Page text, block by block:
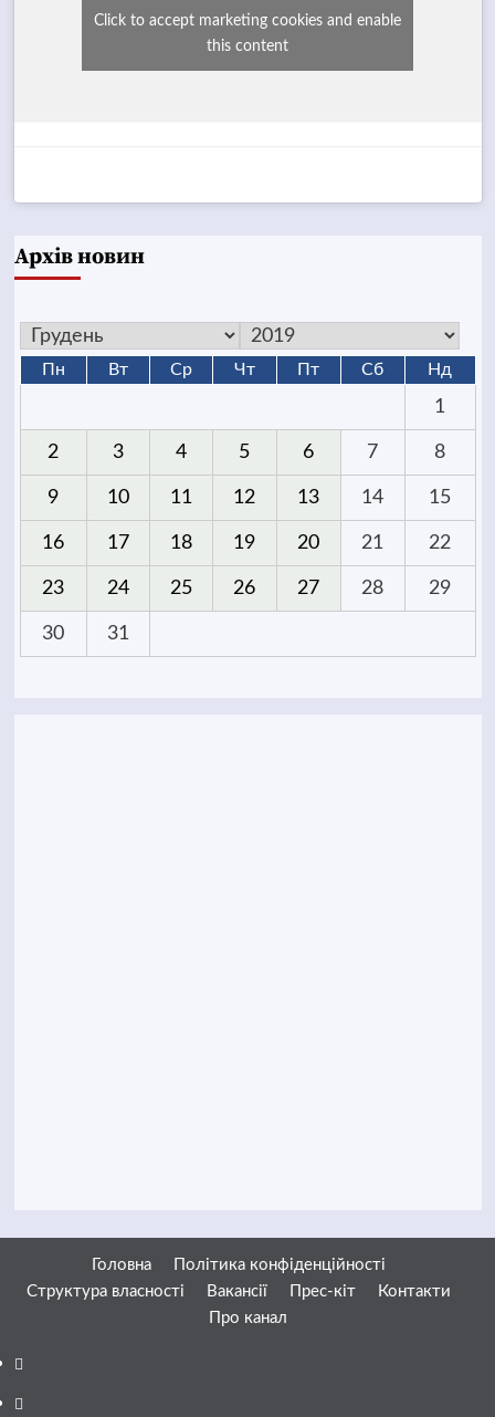
Click to accept marketing cookies and enable
this content
Архів новин
Пн Вт Ср Чт Пт Сб Нд
1
2 3 4 5 6 7 8
9 10 11 12 13 14 15
16 17 18 19 20 21 22
23 24 25 26 27 28 29
30 31
Головна
Політика конфіденційності
Структура власності
Вакансії Прес-кіт
Контакти
Про канал
Facebook
YouTube